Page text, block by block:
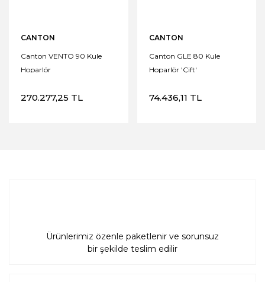
CANTON
Canton VENTO 90 Kule
Hoparlör
270.277,25 TL
CANTON
Canton GLE 80 Kule
Hoparlör 'Çift'
74.436,11 TL
Ürünlerimiz özenle paketlenir ve sorunsuz
bir şekilde teslim edilir